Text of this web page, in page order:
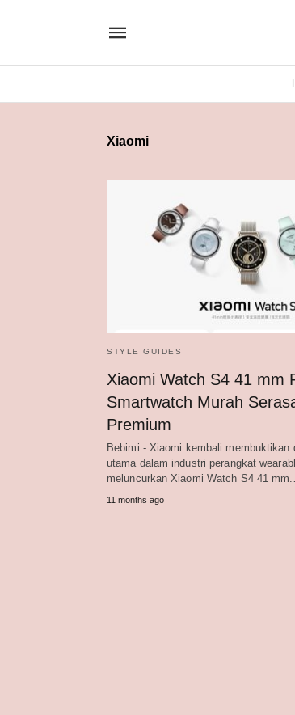
Xiaomi
STYLE GUIDES
Xiaomi Watch S4 41 mm
Smartwatch Murah
Premium
Bebimi - Xiaomi kembali membuktikan
utama dalam industri perangkat
meluncurkan Xiaomi Watch S4 41
11 months ago